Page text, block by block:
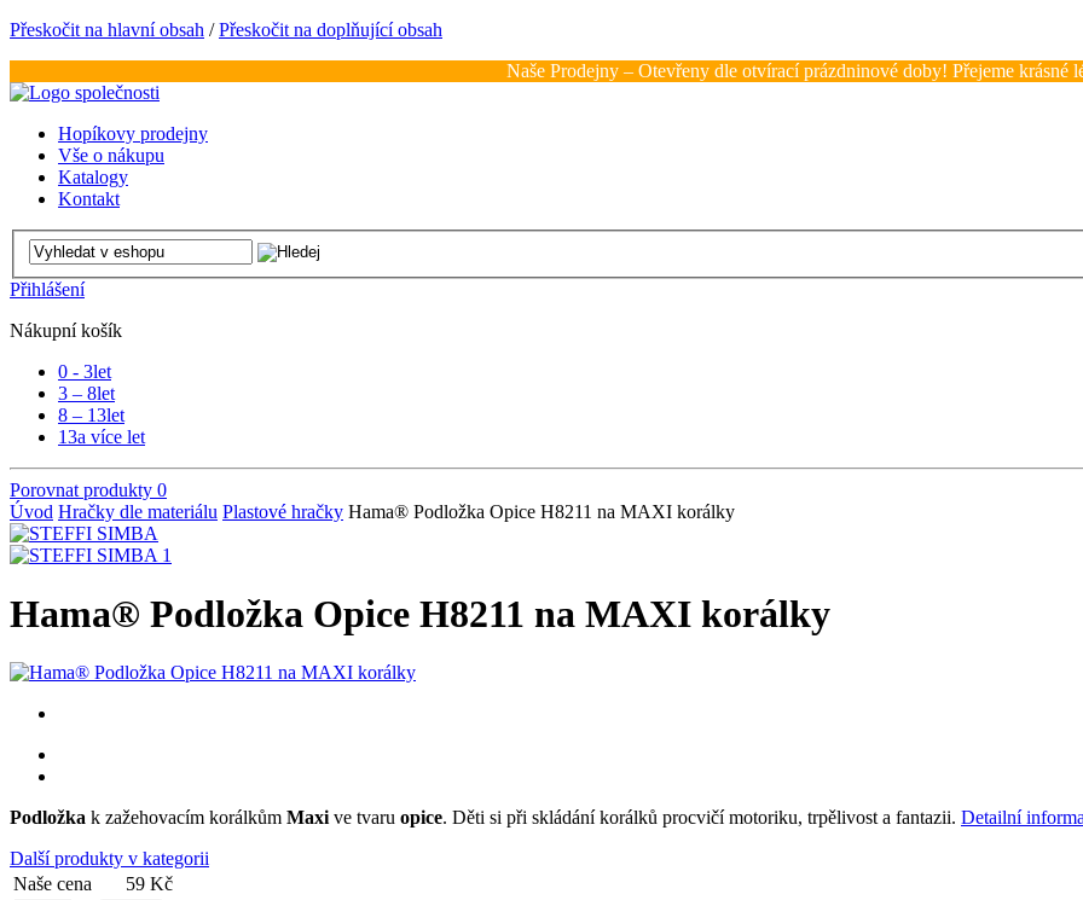
Přeskočit na hlavní obsah /Přeskočit na doplňující obsah
Naše Prodejny – Otevřeny dle otvírací prázdninové doby! Přejeme krásné
Hopíkovy prodejny
Vše o nákupu
Katalogy
Kontakt
Přihlášení
Nákupní košík
0 - 3let
3 – 8let
8 – 13let
13a více let
Porovnat produkty 0
Úvod Hračky dle materiálu Plastové hračky Hama® Podložka Opice H8211 na MAXI korálky
Hama® Podložka Opice H8211 na MAXI korálky
Podložka k zažehovacím korálkům Maxive tvaru opice. Děti si při skládání korálků procvičí motoriku, trpělivost a fantazii. Detailní
Další produkty v kategorii
Naše cena
59 Kč